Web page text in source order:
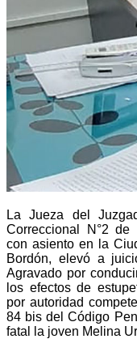
La Jueza del
Correccional N°2 de
con asiento en la
Bordón, elevó a
Agravado por
los efectos de
por autoridad
84 bis del Código
fatal la joven Melina